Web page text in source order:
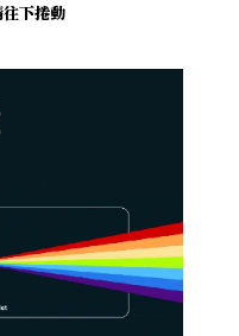
下捲動